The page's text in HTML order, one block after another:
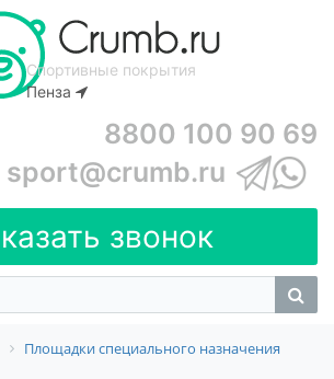
Спортивные покрытия
Пенза
8800 100 90 69
sport@crumb.ru
звонок
Площадки специального назначения